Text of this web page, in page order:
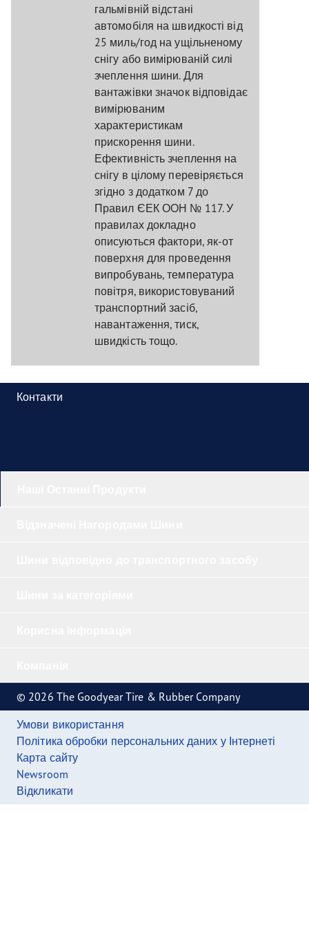
гальмівній відстані
автомобіля на швидкості від
25 миль/год на ущільненому
снігу або вимірюваній силі
зчеплення шини. Для
вантажівки значок відповідає
вимірюваним
характеристикам
прискорення шини.
Ефективність зчеплення на
снігу в цілому перевіряється
згідно з додатком 7 до
Правил ЄЕК ООН № 117. У
правилах докладно
описуються фактори, як-от
поверхня для проведення
випробувань, температура
повітря, використовуваний
транспортний засіб,
навантаження, тиск,
швидкість тощо.
Контакти
© 2026 The Goodyear Tire & Rubber Company
Умови використання
Політика обробки персональних даних у Інтернеті
Карта сайту
Newsroom
Відкликати